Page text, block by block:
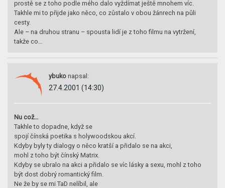
prostě se z toho podle mého dalo vyždímat ještě mnohem víc.
Takhle mi to přijde jako něco, co zůstalo v obou žánrech na půli
cesty.
Ale – na druhou stranu – spousta lidí je z toho filmu na vytržení,
takže co…
ybuko napsal:
27.4.2001 (14:30)
Nu což…
Takhle to dopadne, když se
spojí čínská poetika s holywoodskou akcí.
Kdyby byly ty dialogy o něco kratší a přidalo se na akci,
mohl z toho být čínský Matrix.
Kdyby se ubralo na akci a přidalo se víc lásky a sexu, mohl z toho
být dost dobrý romantický film.
Ne že by se mi TaD nelíbil, ale